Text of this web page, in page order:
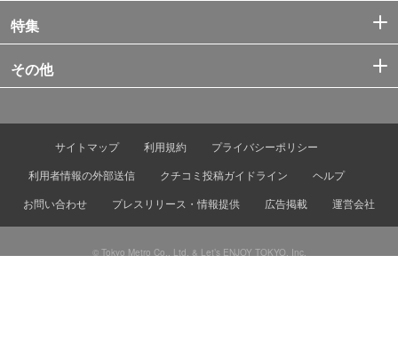
特集
その他
サイトマップ 利用規約
プライバシーポリシー
利用者情報の外部送信
クチコミ投稿ガイドライン
ヘルプ
お問い合わせ
プレスリリース・情報提供 広告掲載 運営会社
© Tokyo Metro Co., Ltd. & Let’s ENJOY TOKYO, Inc.